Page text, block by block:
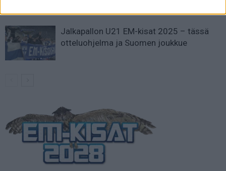
Jalkapallon U21 EM-kisat 2025 – tässä
otteluohjelma ja Suomen joukkue